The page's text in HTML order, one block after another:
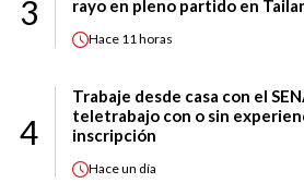
3
rayo en pleno partido en
Hace 11 horas
4
Trabaje desde casa con el
teletrabajo con o sin
inscripción
Haceun día